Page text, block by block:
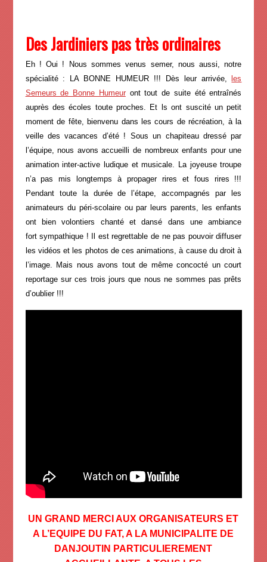
HEUREUX"
Des Jardiniers pas très ordinaires
Eh ! Oui ! Nous sommes venus semer, nous aussi, notre
spécialité : LA BONNE HUMEUR !!! Dès leur arrivée,
les
Semeurs de Bonne Humeuront tout de suite été entraînés
auprès des écoles toute proches. Et ls ont suscité un petit
moment de fête, bienvenu dans les cours de récréation, à la
veille des vacances d’été ! Sous un chapiteau dressé par
l’équipe, nous avons accueilli de nombreux enfants pour une
animation inter-active ludique et musicale. La joyeuse troupe
n’a pas mis longtemps à propager rires et fous rires !!!
Pendant toute la durée de l’étape, accompagnés par les
animateurs du péri-scolaire ou par leurs parents, les enfants
ont bien volontiers chanté et dansé dans une ambiance
fort sympathique ! Il est regrettable de ne pas pouvoir diffuser
les vidéos et les photos de ces animations, à cause du droit à
l’image. Mais nous avons tout de même concocté un court
reportage sur ces trois jours que nous ne sommes pas prêts
d’oublier !!!
UN GRAND MERCI AUX ORGANISATEURS ET
A L’EQUIPE DU FAT, A LA MUNICIPALITE DE
DANJOUTIN PARTICULIEREMENT